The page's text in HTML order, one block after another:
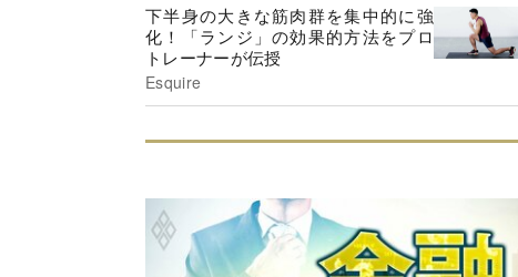
下半身の大きな筋肉群を集中的に強
化！「ランジ」の効果的方法をプロ
トレーナーが伝授
Esquire